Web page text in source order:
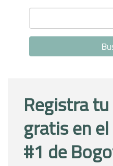
Registra
gratis en
#1 de